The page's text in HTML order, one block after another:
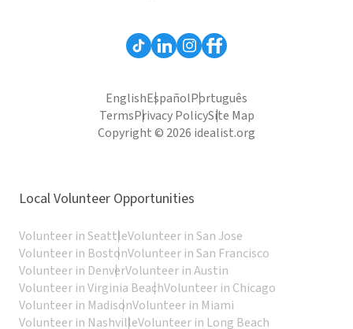
EnglishEspañolPortuguês
TermsPrivacy PolicySite Map
Copyright © 2026 idealist.org
Local Volunteer Opportunities
Volunteer in SeattleVolunteer in San Jose
Volunteer in BostonVolunteer in San Francisco
Volunteer in DenverVolunteer in Austin
Volunteer in Virginia BeachVolunteer in Chicago
Volunteer in MadisonVolunteer in Miami
Volunteer in NashvilleVolunteer in Long Beach